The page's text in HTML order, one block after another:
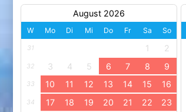
August 2026
W Mo Di Mi Do Fr Sa So
31 1 2
32 3 4 5 6 7 8 9
33 10 11 12 13 14 15 16
34 17 18 19 20 21 22 23